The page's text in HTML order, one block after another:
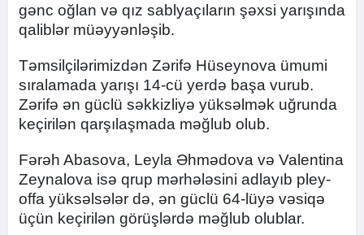
gənc oğlan və qız sablyaçıların şəxsi yarışında
qaliblər müəyyənləşib.
Təmsilçilərimizdən Zərifə Hüseynova ümumi
sıralamada yarışı 14-cü yerdə başa vurub.
Zərifə ən güclü səkkizliyə yüksəlmək uğrunda
keçirilən qarşılaşmada məğlub olub.
Fərəh Abasova, Leyla Əhmədova və Valentina
Zeynalova isə qrup mərhələsini adlayıb pley-
offa yüksəlsələr də, ən güclü 64-lüyə vəsiqə
üçün keçirilən görüşlərdə məğlub olublar.